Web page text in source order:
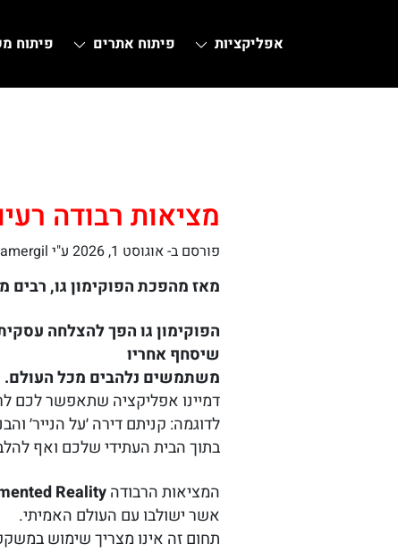
אפליקציות פיתוח אתרים פיתוח
מציאות רבודה
פורסם ב-אוגוסט 1, 2026 ע"י hamergil
מאז מהפכת הפוקימון גו, רבים
הפוקימון גו הפך להצלחה
שיסחף אחריו
משתמשים נלהבים מכל העולם.
דמיינו אפליקציה שתאפשר לכם
לדוגמה: קניתם דירה ׳על הנייר׳
בתוך הבית העתידי שלכם ואף
המציאות הרבודהReality
אשר ישולבו עם העולם האמיתי.
תחום זה אינו מצריך שימוש